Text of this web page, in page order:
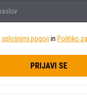
splošnimi pogoji in Politiko
PRIJAVI SE